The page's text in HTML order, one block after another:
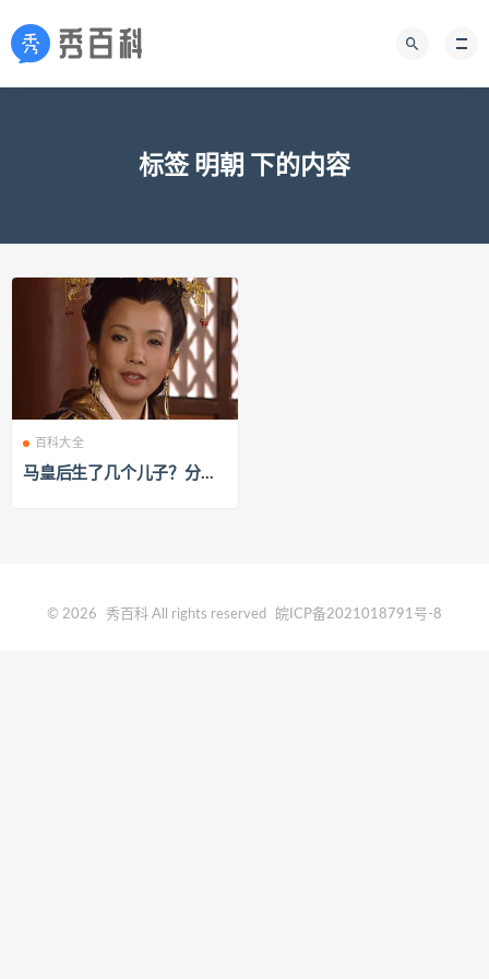
标签 明朝 下的内容
百科大全
马皇后生了几个儿子？分别
© 2026 秀百科 All rights reserved 皖ICP备2021018791号-8